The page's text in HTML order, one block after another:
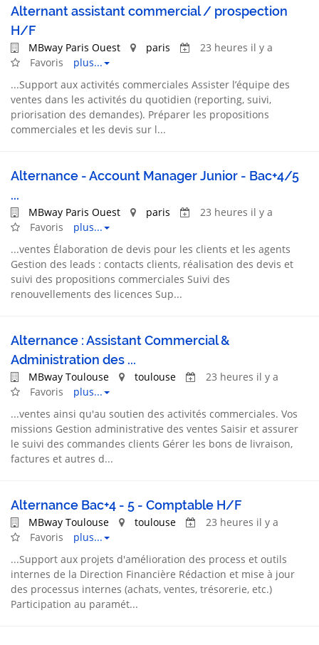
Alternant assistant commercial / prospection
H/F
MBway Paris Ouest paris
23 heures il y a
Favoris
plus...
...Support aux activités commerciales Assister l’équipe des
ventes dans les activités du quotidien (reporting, suivi,
priorisation des demandes). Préparer les propositions
commerciales et les devis sur l...
Alternance - Account Manager Junior - Bac+4/5
...
MBway Paris Ouest paris
23 heures il y a
Favoris
plus...
...ventes Élaboration de devis pour les clients et les agents
Gestion des leads : contacts clients, réalisation des devis et
suivi des propositions commerciales Suivi des
renouvellements des licences Sup...
Alternance : Assistant Commercial &
Administration des ...
MBway Toulouse toulouse
23 heures il y a
Favoris
plus...
...ventes ainsi qu'au soutien des activités commerciales. Vos
missions Gestion administrative des ventes Saisir et assurer
le suivi des commandes clients Gérer les bons de livraison,
factures et autres d...
Alternance Bac+4 - 5 - Comptable H/F
MBway Toulouse toulouse
23 heures il y a
Favoris
plus...
...Support aux projets d'amélioration des process et outils
internes de la Direction Financière Rédaction et mise à jour
des processus internes (achats, ventes, trésorerie, etc.)
Participation au paramét...